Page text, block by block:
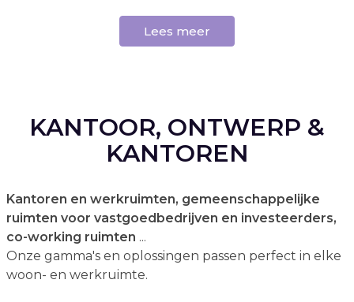
Lees meer
KANTOOR, ONTWERP &
KANTOREN
Kantoren en werkruimten, gemeenschappelijke
ruimten voor vastgoedbedrijven en investeerders,
co-working ruimten ...
Onze gamma's en oplossingen passen perfect in elke
woon- en werkruimte.